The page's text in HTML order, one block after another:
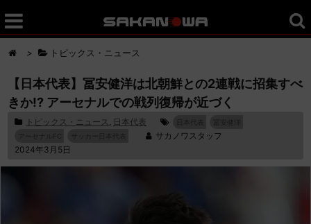
> トピックス・ニュース
【日本代表】冨安健洋は北朝鮮との2連戦に招集すべ
きか!? アーセナルでの戦列復帰が近づく
トピックス・ニュース , 日本代表
サカノワスタッフ
2024年3月5日